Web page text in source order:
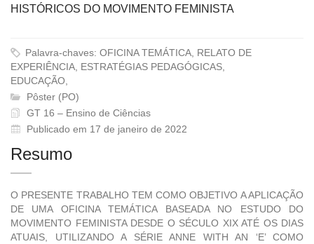
HISTÓRICOS DO MOVIMENTO FEMINISTA
Palavra-chaves: OFICINA TEMÁTICA, RELATO DE
EXPERIÊNCIA, ESTRATÉGIAS PEDAGÓGICAS,
EDUCAÇÃO,
Pôster (PO)
GT 16 – Ensino de Ciências
Publicado em 17 de janeiro de 2022
Resumo
O PRESENTE TRABALHO TEM COMO OBJETIVO A APLICAÇÃO
DE UMA OFICINA TEMÁTICA BASEADA NO ESTUDO DO
MOVIMENTO FEMINISTA DESDE O SÉCULO XIX ATÉ OS DIAS
ATUAIS, UTILIZANDO A SÉRIE ANNE WITH AN ‘E’ COMO